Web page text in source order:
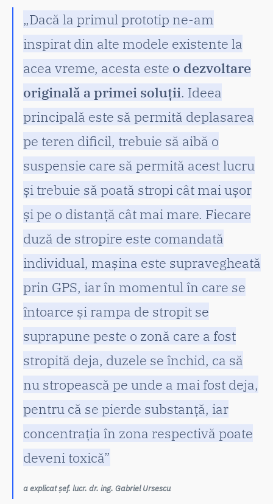
„Dacă la primul prototip ne-am
inspirat din alte modele existente la
acea vreme, acesta este o dezvoltare
originală a primei soluții. Ideea
principală este să permită deplasarea
pe teren dificil, trebuie să aibă o
suspensie care să permită acest lucru
și trebuie să poată stropi cât mai ușor
și pe o distanță cât mai mare. Fiecare
duză de stropire este comandată
individual, mașina este supravegheată
prin GPS, iar în momentul în care se
întoarce și rampa de stropit se
suprapune peste o zonă care a fost
stropită deja, duzele se închid, ca să
nu stropească pe unde a mai fost deja,
pentru că se pierde substanță, iar
concentrația în zona respectivă poate
deveni toxică”
a explicat șef. lucr. dr. ing. Gabriel Ursescu